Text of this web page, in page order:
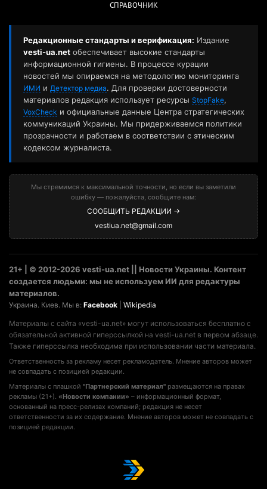
СПРАВОЧНИК
Редакционные стандарты и верификация: Издание
vesti-ua.net обеспечивает высокие стандарты
информационной гигиены. В процессе курации
новостей мы опираемся на методологию мониторинга
ИМИ и Детектор медиа. Для проверки достоверности
материалов редакция использует ресурсы StopFake,
VoxCheck и официальные данные Центра стратегических
коммуникаций Украины. Мы придерживаемся политики
прозрачности и работаем в соответствии с этическим
кодексом журналиста.
Мы стремимся к максимальной точности, но если вы заметили
ошибку — пожалуйста, сообщите нам:
СООБЩИТЬ РЕДАКЦИИ →
vestiua.net@gmail.com
21+ | © 2012-2026 vesti-ua.net || Новости Украины. Контент
создается людьми: мы не используем ИИ для редактуры
материалов.
Украина. Киев. Мы в: Facebook Wikipedia
Материалы с сайта «vesti-ua.net» могут использоваться бесплатно с
обязательной активной гиперссылкой на vesti-ua.net в первом абзаце.
Также гиперссылка необходима при использовании части материала.
Ответственность за рекламу несет рекламодатель. Мнение авторов может
не совпадать с позицией редакции.
Материалы с плашкой "Партнерский материал" размещаются на правах
рекламы (21+). «Новости компании» – информационный формат,
основанный на пресс-релизах компаний; редакция не несет
ответственности за их содержание. Мнение авторов может не совпадать с
позицией редакции.